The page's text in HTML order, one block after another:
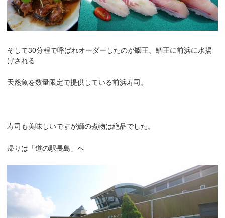
そして30分程で呼ばれオーダーしたのが鰤王、鯛王に前浜に水揚
げされる
天然魚を数量限定で提供している前浜寿司。
寿司も美味しいですが鰤の煮物は絶品でした。
帰りは「道の駅長島」へ